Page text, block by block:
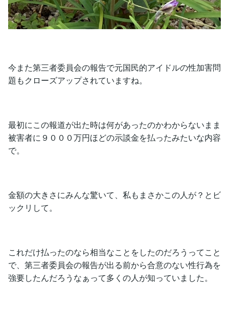
今また第三者委員会の報告で元国民的アイドルの性加害問
題もクローズアップされていますね。
最初にこの報道が出た時は何があったのかわからないまま
被害者に９０００万円ほどの示談金を払ったみたいな内容
で。
金額の大きさにみんな驚いて、私もまさかこの人が？とビ
ックリして。
これだけ払ったのなら相当なことをしたのだろうってこと
で、第三者委員会の報告が出る前から合意のない性行為を
強要したんだろうなぁって多くの人が知っていました。